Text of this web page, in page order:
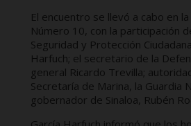
El encuentro se llevó a cabo en
Número 10, con la participación
Seguridad y Protección
Harfuch; el secretario de la
general Ricardo Trevilla;
Secretaría de Marina, la Guardia
gobernador de Sinaloa, Rubén